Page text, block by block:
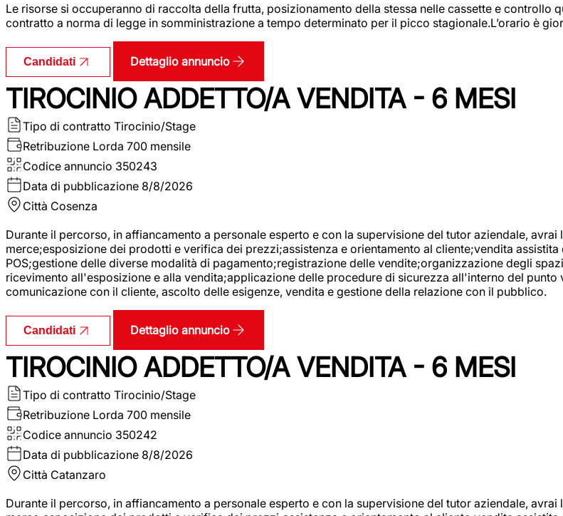
Le risorse si occuperanno di raccolta della frutta, posizionamento della stessa nelle cassette e controllo
contratto a norma di legge in somministrazione a tempo determinato per il picco stagionale.L’orario è
Candidati Dettaglio annuncio
TIROCINIO ADDETTO/A VENDITA - 6 MESI
Tipo di contratto Tirocinio/Stage
Retribuzione Lorda 700 mensile
Codice annuncio 350243
Data di pubblicazione 8/8/2026
Città Cosenza
Durante il percorso, in affiancamento a personale esperto e con la supervisione del tutor aziendale,
merce;esposizione dei prodotti e verifica dei prezzi;assistenza e orientamento al cliente;vendita
POS;gestione delle diverse modalità di pagamento;registrazione delle vendite;organizzazione degli
ricevimento all'esposizione e alla vendita;applicazione delle procedure di sicurezza all'interno del
comunicazione con il cliente, ascolto delle esigenze, vendita e gestione della relazione con il pubblico.
Candidati Dettaglio annuncio
TIROCINIO ADDETTO/A VENDITA - 6 MESI
Tipo di contratto Tirocinio/Stage
Retribuzione Lorda 700 mensile
Codice annuncio 350242
Data di pubblicazione 8/8/2026
Città Catanzaro
Durante il percorso, in affiancamento a personale esperto e con la supervisione del tutor aziendale,